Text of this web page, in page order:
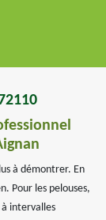
à démontrer. En
Pour les pelouses,
intervalles